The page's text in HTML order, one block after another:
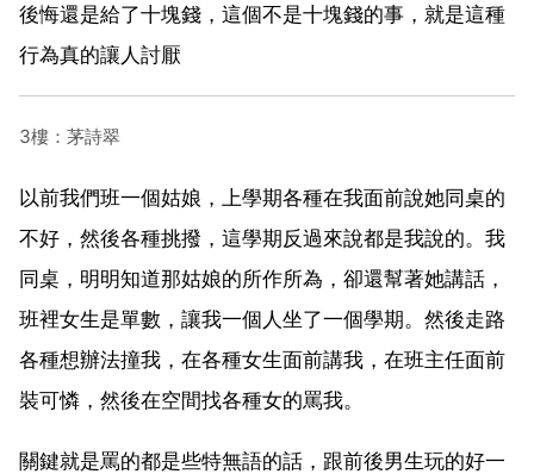
後悔還是給了十塊錢，這個不是十塊錢的事，就是這種
行為真的讓人討厭
3樓：茅詩翠
以前我們班一個姑娘，上學期各種在我面前說她同桌的
不好，然後各種挑撥，這學期反過來說都是我說的。我
同桌，明明知道那姑娘的所作所為，卻還幫著她講話，
班裡女生是單數，讓我一個人坐了一個學期。然後走路
各種想辦法撞我，在各種女生面前講我，在班主任面前
裝可憐，然後在空間找各種女的罵我。
關鍵就是罵的都是些特無語的話，跟前後男生玩的好一